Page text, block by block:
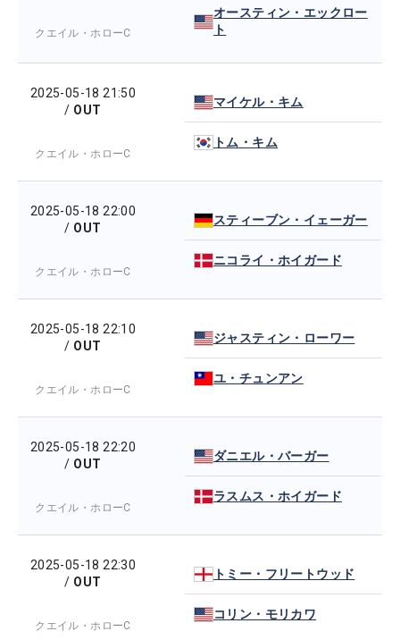
クエイル・ホローC
オースティン・エックロー
ト
2025-05-18 21:50
/ OUT
クエイル・ホローC
マイケル・キム
トム・キム
2025-05-18 22:00
/ OUT
クエイル・ホローC
スティーブン・イェーガー
ニコライ・ホイガード
2025-05-18 22:10
/ OUT
クエイル・ホローC
ジャスティン・ローワー
ユ・チュンアン
2025-05-18 22:20
/ OUT
クエイル・ホローC
ダニエル・バーガー
ラスムス・ホイガード
2025-05-18 22:30
/ OUT
クエイル・ホローC
トミー・フリートウッド
コリン・モリカワ